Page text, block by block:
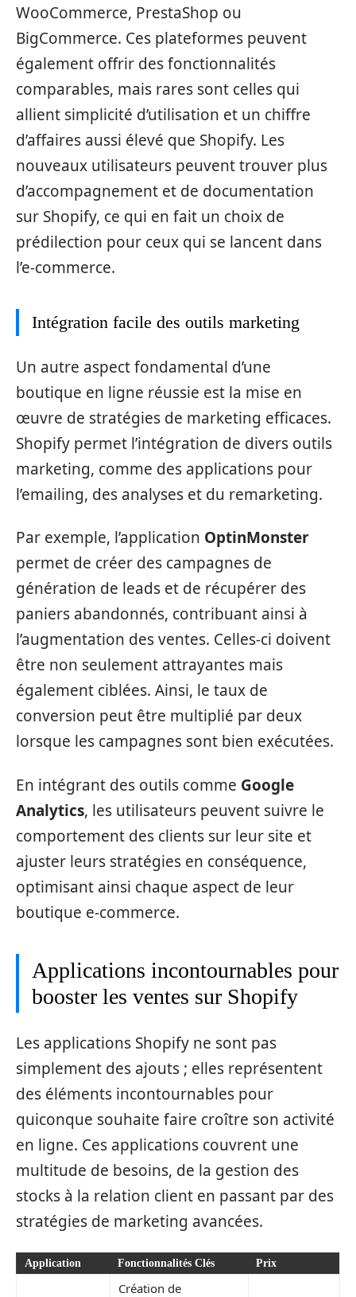
WooCommerce, PrestaShop ou
BigCommerce. Ces plateformes peuvent
également offrir des fonctionnalités
comparables, mais rares sont celles qui
allient simplicité d’utilisation et un chiffre
d’affaires aussi élevé que Shopify. Les
nouveaux utilisateurs peuvent trouver plus
d’accompagnement et de documentation
sur Shopify, ce qui en fait un choix de
prédilection pour ceux qui se lancent dans
l’e-commerce.
Intégration facile des outils marketing
Un autre aspect fondamental d’une
boutique en ligne réussie est la mise en
œuvre de stratégies de marketing efficaces.
Shopify permet l’intégration de divers outils
marketing, comme des applications pour
l’emailing, des analyses et du remarketing.
Par exemple, l’application OptinMonster
permet de créer des campagnes de
génération de leads et de récupérer des
paniers abandonnés, contribuant ainsi à
l’augmentation des ventes. Celles-ci doivent
être non seulement attrayantes mais
également ciblées. Ainsi, le taux de
conversion peut être multiplié par deux
lorsque les campagnes sont bien exécutées.
En intégrant des outils comme Google
Analytics, les utilisateurs peuvent suivre le
comportement des clients sur leur site et
ajuster leurs stratégies en conséquence,
optimisant ainsi chaque aspect de leur
boutique e-commerce.
Applications incontournables pour
booster les ventes sur Shopify
Les applications Shopify ne sont pas
simplement des ajouts ; elles représentent
des éléments incontournables pour
quiconque souhaite faire croître son activité
en ligne. Ces applications couvrent une
multitude de besoins, de la gestion des
stocks à la relation client en passant par des
stratégies de marketing avancées.
Application Fonctionnalités Clés Prix
Création de